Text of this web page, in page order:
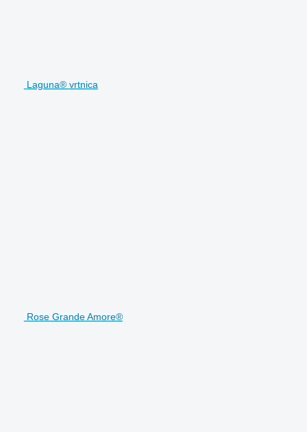
Laguna® vrtnica
Rose Grande Amore®